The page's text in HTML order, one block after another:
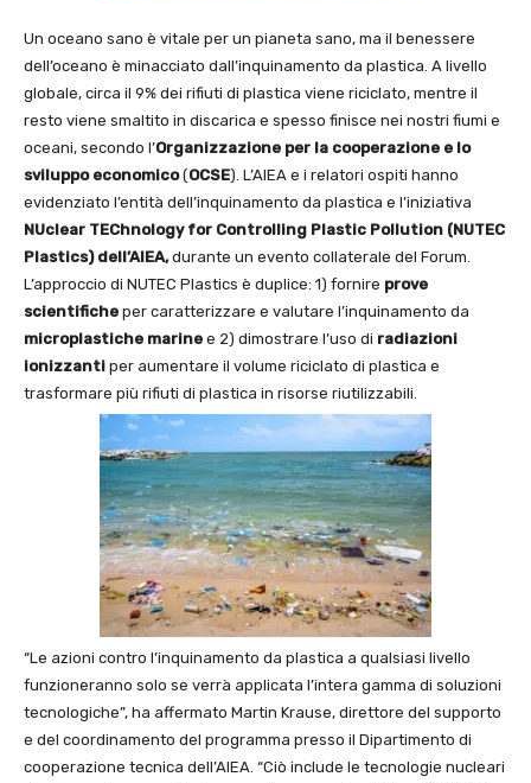
Un oceano sano è vitale per un pianeta sano, ma il benessere
dell’oceano è minacciato dall’inquinamento da plastica. A livello
globale, circa il 9% dei rifiuti di plastica viene riciclato, mentre il
resto viene smaltito in discarica e spesso finisce nei nostri fiumi e
oceani, secondo l’Organizzazione per la cooperazione e lo
sviluppo economico(OCSE). L’AIEA e i relatori ospiti hanno
evidenziato l’entità dell’inquinamento da plastica e l’iniziativa
NUclear TEChnology for Controlling Plastic Pollution (NUTEC
Plastics) dell’AIEA,durante un evento collaterale del Forum.
L’approccio di NUTEC Plastics è duplice: 1) fornire prove
scientifiche per caratterizzare e valutare l’inquinamento da
microplastiche marine e 2) dimostrare l’uso di radiazioni
ionizzanti per aumentare il volume riciclato di plastica e
trasformare più rifiuti di plastica in risorse riutilizzabili.
“Le azioni contro l’inquinamento da plastica a qualsiasi livello
funzioneranno solo se verrà applicata l’intera gamma di soluzioni
tecnologiche”, ha affermato Martin Krause, direttore del supporto
e del coordinamento del programma presso il Dipartimento di
cooperazione tecnica dell’AIEA. “Ciò include le tecnologie nucleari